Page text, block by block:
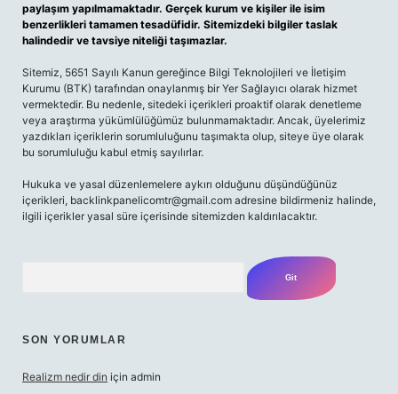
paylaşım yapılmamaktadır. Gerçek kurum ve kişiler ile isim
benzerlikleri tamamen tesadüfidir. Sitemizdeki bilgiler taslak
halindedir ve tavsiye niteliği taşımazlar.
Sitemiz, 5651 Sayılı Kanun gereğince Bilgi Teknolojileri ve İletişim
Kurumu (BTK) tarafından onaylanmış bir Yer Sağlayıcı olarak hizmet
vermektedir. Bu nedenle, sitedeki içerikleri proaktif olarak denetleme
veya araştırma yükümlülüğümüz bulunmamaktadır. Ancak, üyelerimiz
yazdıkları içeriklerin sorumluluğunu taşımakta olup, siteye üye olarak
bu sorumluluğu kabul etmiş sayılırlar.
Hukuka ve yasal düzenlemelere aykırı olduğunu düşündüğünüz
içerikleri, backlinkpanelicomtr@gmail.com adresine bildirmeniz halinde,
ilgili içerikler yasal süre içerisinde sitemizden kaldırılacaktır.
SON YORUMLAR
Realizm nedir din için admin